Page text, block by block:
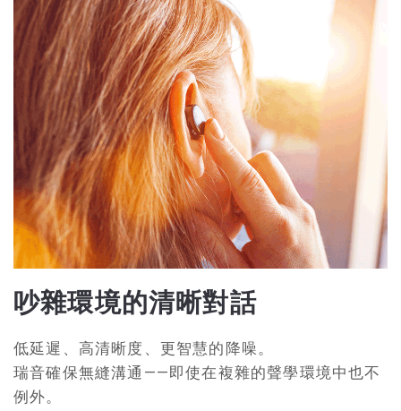
吵雜環境的清晰對話
低延遲、高清晰度、更智慧的降噪。
瑞音確保無縫溝通——即使在複雜的聲學環境中也不
例外。